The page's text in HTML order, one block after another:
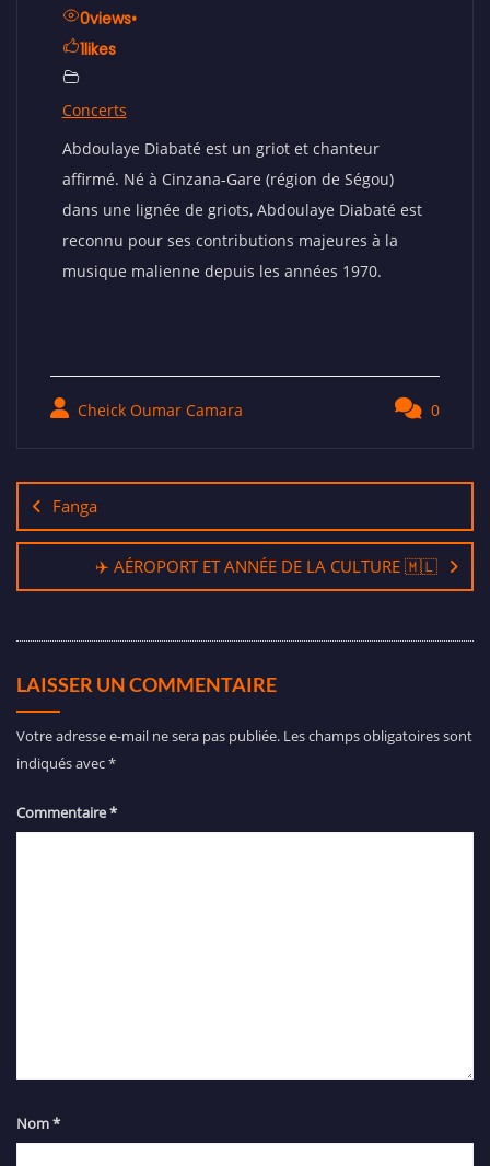
Diabaté est un griot et chanteur
Né à Cinzana‑Gare (région de Ségou)
une lignée de griots, Abdoulaye Diabaté est
pour ses contributions majeures à la
malienne depuis les années 1970.
du Mali, a
festival HOLA
Cheick Oumar Camara 0
Fanga
✈️ AÉROPORT ET ANNÉE DE LA CULTURE 🇲🇱
LAISSER UN COMMENTAIRE
Votre adresse e-mail ne sera pas publiée. Les champs obligatoires sont
indiqués avec*
Commentaire*
Nom*